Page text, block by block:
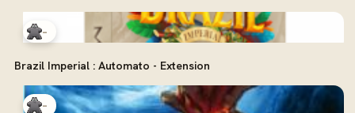
-
Brazil Imperial : Automato - Extension
-